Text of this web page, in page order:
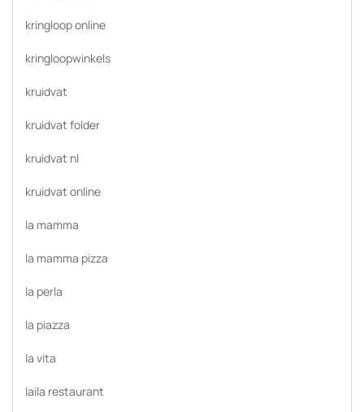
kringloop online
kringloopwinkels
kruidvat
kruidvat folder
kruidvat nl
kruidvat online
la mamma
la mamma pizza
la perla
la piazza
la vita
laila restaurant